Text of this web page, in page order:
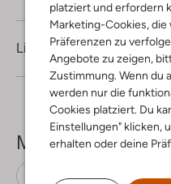
platziert und erfordern
Marketing-Cookies,
Präferenzen zu
Angebote zu zeigen,
Zustimmung. Wenn du
werden nur die
Cookies platziert. Du
Einstellungen" klicken,
erhalten oder deine
Lieferung & Rückgabe
Mehr sehen
Schnürboots